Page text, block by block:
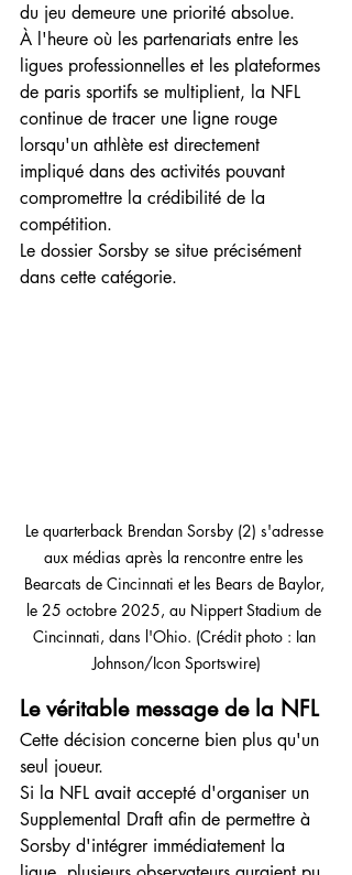
du jeu demeure une priorité absolue.
À l'heure où les partenariats entre les
ligues professionnelles et les plateformes
de paris sportifs se multiplient, la NFL
continue de tracer une ligne rouge
lorsqu'un athlète est directement
impliqué dans des activités pouvant
compromettre la crédibilité de la
compétition.
Le dossier Sorsby se situe précisément
dans cette catégorie.
Le quarterback Brendan Sorsby (2) s'adresse
aux médias après la rencontre entre les
Bearcats de Cincinnati et les Bears de Baylor,
le 25 octobre 2025, au Nippert Stadium de
Cincinnati, dans l'Ohio. (Crédit photo : Ian
Johnson/Icon Sportswire)
Le véritable message de la NFL
Cette décision concerne bien plus qu'un
seul joueur.
Si la NFL avait accepté d'organiser un
Supplemental Draft afin de permettre à
Sorsby d'intégrer immédiatement la